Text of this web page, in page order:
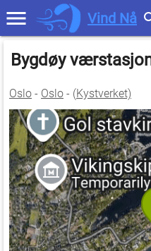
Vind Nå
Bygdøy
Oslo - Oslo - (Kystverket)